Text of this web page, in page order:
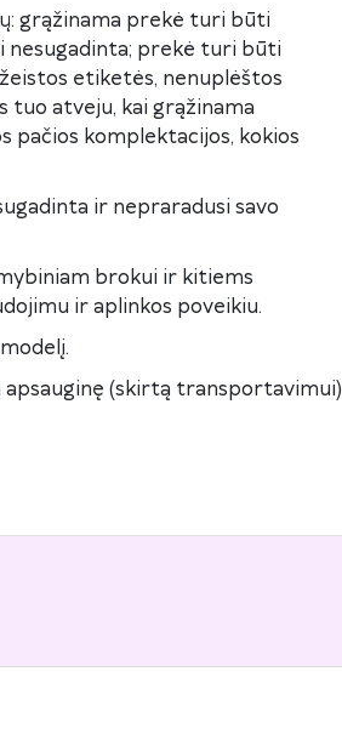
grąžinama prekė turi būti
prekė turi būti
etiketės, nenuplėštos
tuo atveju, kai grąžinama
pačios komplektacijos, kokios
ir nepraradusi savo
brokui ir kitiems
ir aplinkos poveikiu.
(skirtą transportavimui)